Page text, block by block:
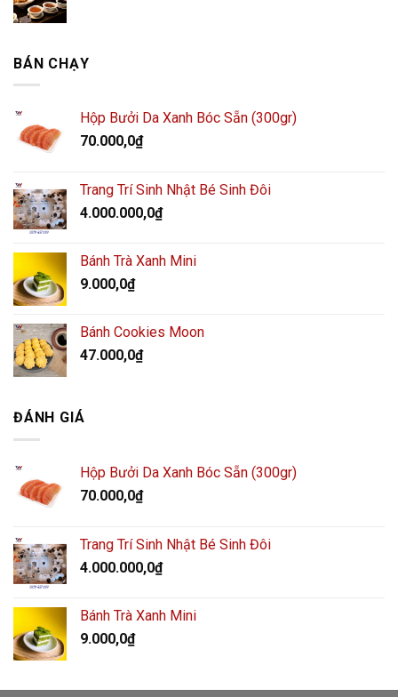
BÁN CHẠY
Hộp Bưởi Da Xanh Bóc Sẵn (300gr)
70.000,0₫
Trang Trí Sinh Nhật Bé Sinh Đôi
4.000.000,0₫
Bánh Trà Xanh Mini
9.000,0₫
Bánh Cookies Moon
47.000,0₫
ĐÁNH GIÁ
Hộp Bưởi Da Xanh Bóc Sẵn (300gr)
70.000,0₫
Trang Trí Sinh Nhật Bé Sinh Đôi
4.000.000,0₫
Bánh Trà Xanh Mini
9.000,0₫